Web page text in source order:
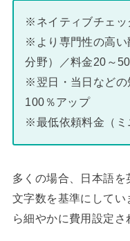
※ネイティブチェッ
※より専門性の高い
分野）／料金20～
※翌日・当日などの
100％アップ
※最低依頼料金（ミ
多くの場合、日本語
文字数を基準にして
ら細やかに費用設定さ